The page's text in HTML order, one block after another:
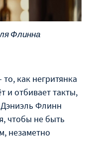
Флинна
как негритянка
и отбивает такты,
Флинн
чтобы не быть
незаметно